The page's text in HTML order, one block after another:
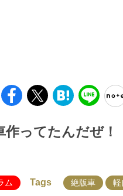
作ってたんだぜ
ム Tags 絶版車 軽